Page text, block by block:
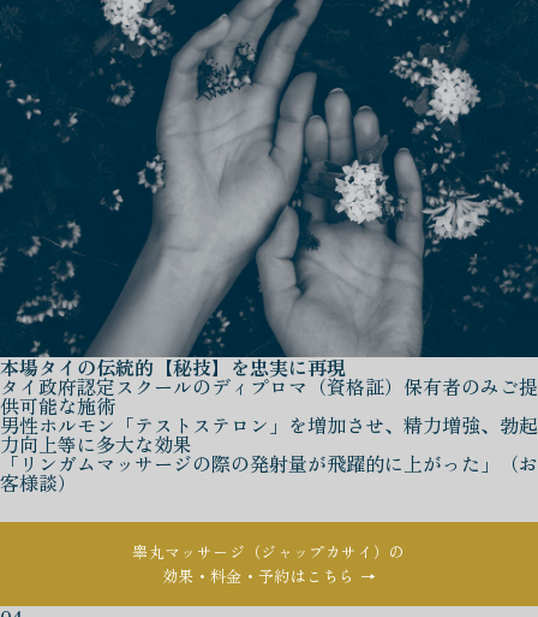
本場タイの伝統的【秘技】を忠実に再現
タイ政府認定スクールのディプロマ（資格証）保有者のみご提
供可能な施術
男性ホルモン「テストステロン」を増加させ、精力増強、勃起
力向上等に多大な効果
「リンガムマッサージの際の発射量が飛躍的に上がった」（お
客様談）
睾丸マッサージ（ジャップカサイ）の
効果・料金・予約はこちら →